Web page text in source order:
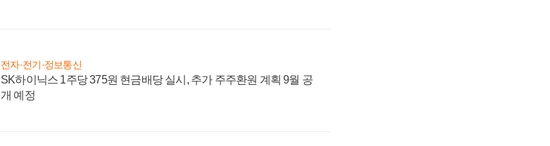
전자·전기·정보통신
SK하이닉스 1주당 375원 현금배당 실시, 추가 주주환원 계획 9월 공
개 예정